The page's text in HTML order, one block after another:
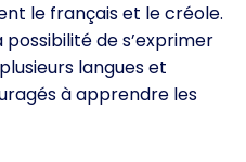
le français et le créole.
de s’exprimer
langues et
à apprendre les